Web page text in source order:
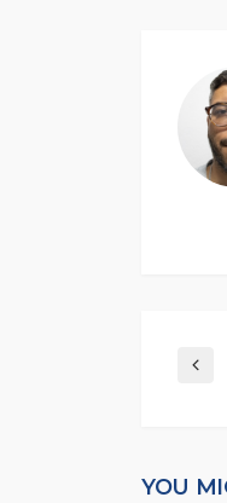
YOU